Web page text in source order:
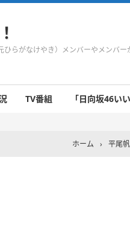
らがなけやき）メンバーやメンバ
TV番組 「日向坂46い
ホーム › 平尾